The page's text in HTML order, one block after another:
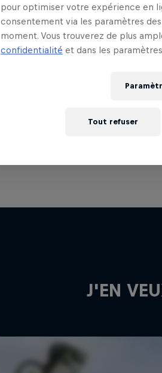
J'EN
pour optimiser votre expérience en
consentement via les paramètres
moment. Vous trouverez de plus
confidentialité et dans les
Tout refuser